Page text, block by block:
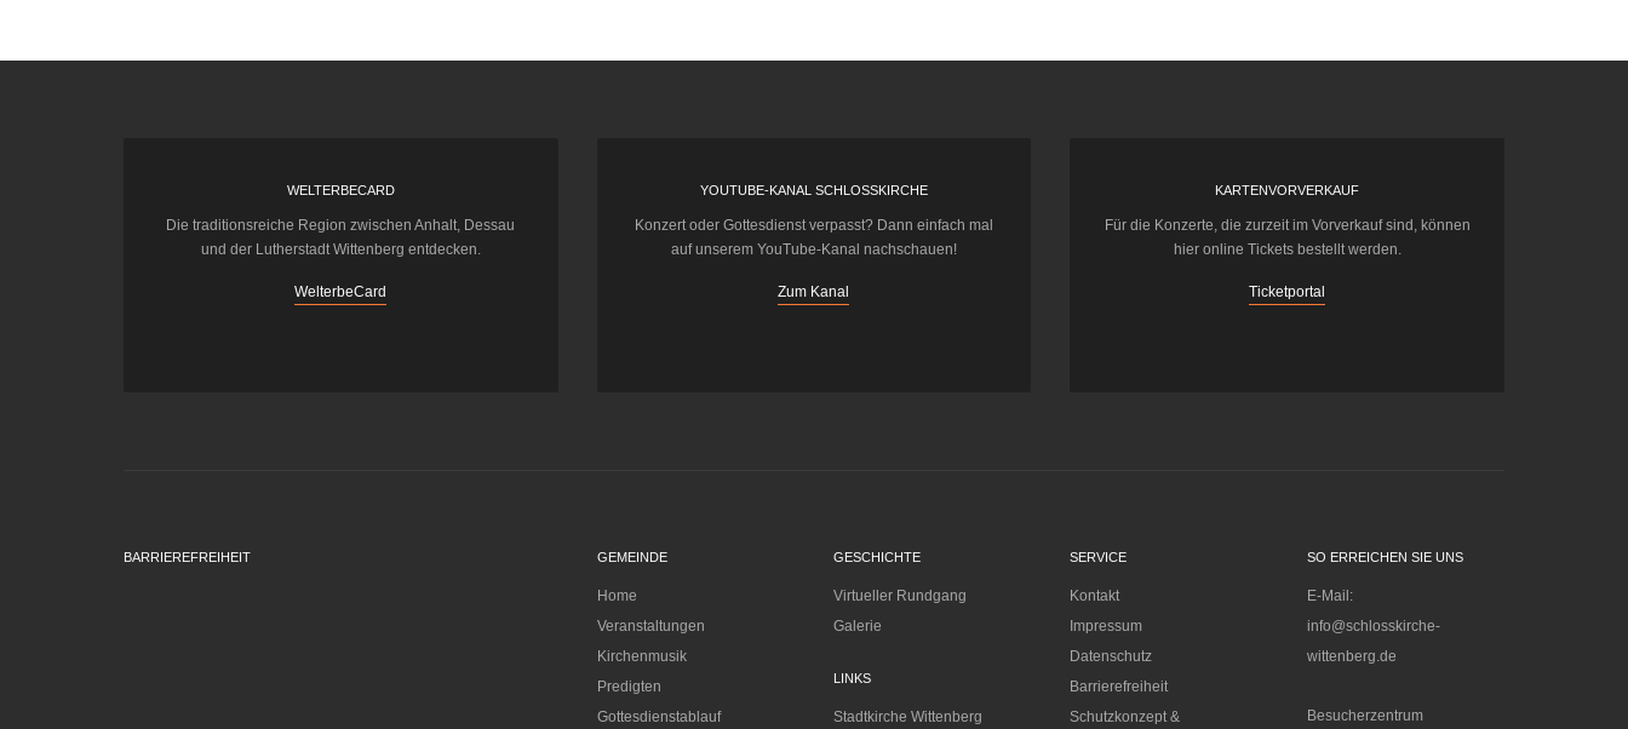
WELTERBECARD
Die traditionsreiche Region zwischen Anhalt, Dessau
und der Lutherstadt Wittenberg entdecken.
WelterbeCard
YOUTUBE-KANAL SCHLOSSKIRCHE
Konzert oder Gottesdienst verpasst? Dann einfach mal
auf unserem YouTube-Kanal nachschauen!
Zum Kanal
KARTENVORVERKAUF
Für die Konzerte, die zurzeit im Vorverkauf sind, können
hier online Tickets bestellt werden.
Ticketportal
BARRIEREFREIHEIT GEMEINDE
Home
Veranstaltungen
Kirchenmusik
Predigten
Gottesdienstablauf
GESCHICHTE
Virtueller Rundgang
Galerie
LINKS
Stadtkirche Wittenberg
SERVICE
Kontakt
Impressum
Datenschutz
Barrierefreiheit
Schutzkonzept &
SO ERREICHEN SIE UNS
E-Mail:
info@schlosskirche-
wittenberg.de
Besucherzentrum